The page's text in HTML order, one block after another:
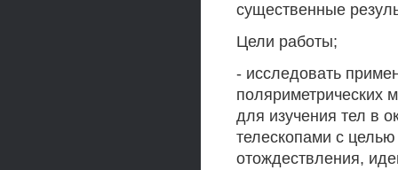
существенные
Цели работы;
- исследовать
поляриметрических
для изучения тел в
телескопами с
отождествления,